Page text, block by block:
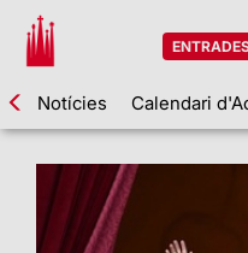
Notícies Calendari